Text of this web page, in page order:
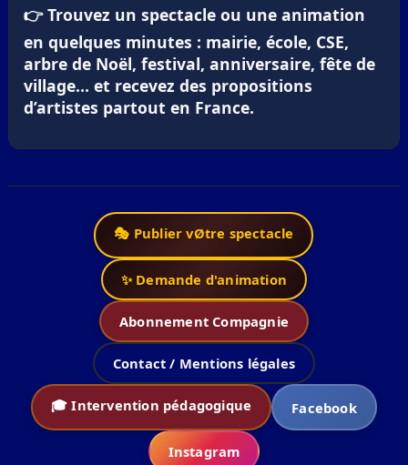
👉 Trouvez un spectacle ou une animation
en quelques minutes : mairie, école, CSE,
arbre de Noël, festival, anniversaire, fête de
village… et recevez des propositions
d’artistes partout en France.
🎭 Publier vØtre spectacle
✨ Demande d'animation
Abonnement Compagnie
Contact / Mentions légales
🎓 Intervention pédagogique Facebook
Instagram